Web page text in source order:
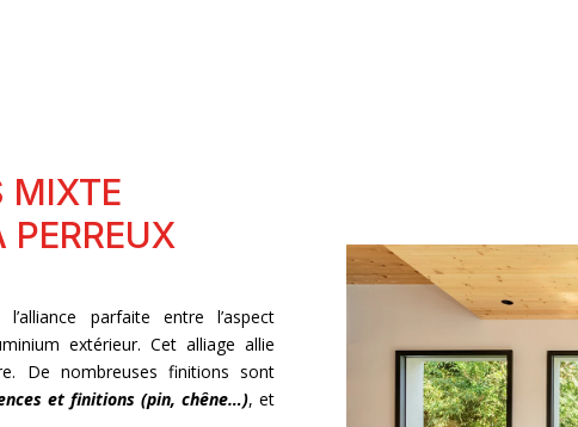
MIXTE
parfaite entre l’aspect
extérieur. Cet alliage allie
De nombreuses finitions sont
et finitions (pin, chêne…), et